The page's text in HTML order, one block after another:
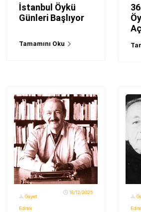
İstanbul Öykü
Günleri Başlıyor
Tamamını Oku
Gayet
Editör
18/12/2025